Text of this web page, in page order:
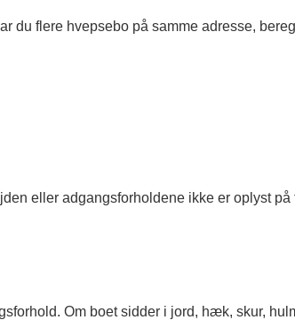
du flere hvepsebo på samme adresse,
eller adgangsforholdene ikke er oplyst på
Om boet sidder i jord, hæk, skur,